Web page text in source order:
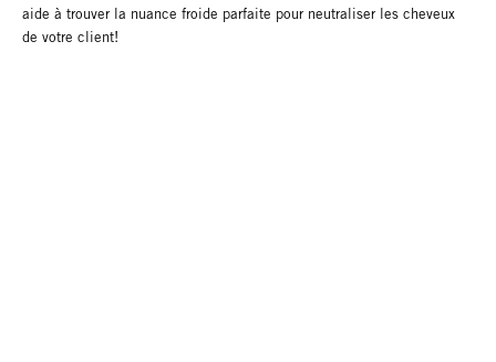
aide à trouver la nuance froide parfaite pour neutraliser les cheveux
de votre client!